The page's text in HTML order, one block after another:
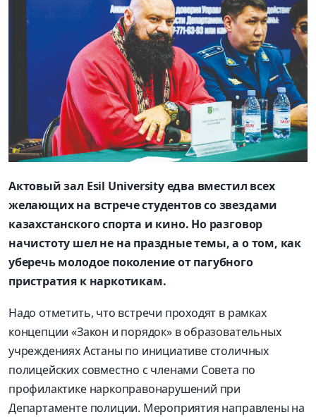
Актовый зал Esil University едва вместил всех
желающих на встрече студентов со звездами
казахстанского спорта и кино. Но разговор
начистоту шел не на праздные темы, а о том, как
уберечь молодое поколение от пагубного
пристратия к наркотикам.
Надо отметить, что встречи проходят в рамках
концепции «Закон и порядок» в образовательных
учреждениях Астаны по инициативе столичных
полицейских совместно с членами Совета по
профилактике наркоправонарушений при
Департаменте полиции. Мероприятия направлены на